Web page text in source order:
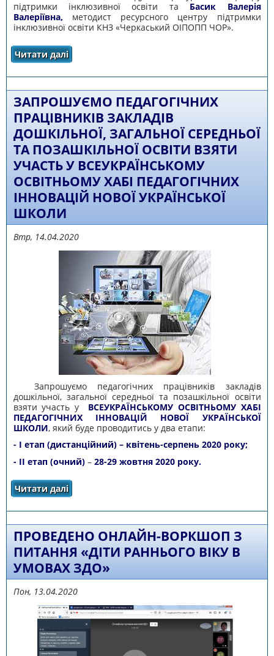
підтримки інклюзивної освіти та Басик Валерія
Валеріївна, методист ресурсного центру підтримки
інклюзивної освіти КНЗ «Черкаський ОІПОПП ЧОР».
Читати далі
КЛАСИФІКАЦІЇ ФУНКЦІОНУВАННЯ,
ДІТЕЙ І ПІДЛІТКІВ»
ЗАПРОШУЄМО ПЕДАГОГІЧНИХ
ПРАЦІВНИКІВ ЗАКЛАДІВ
ДОШКІЛЬНОЇ, ЗАГАЛЬНОЇ СЕРЕДНЬОЇ
ТА ПОЗАШКІЛЬНОЇ ОСВІТИ ВЗЯТИ
УЧАСТЬ У ВСЕУКРАЇНСЬКОМУ
ОСВІТНЬОМУ ХАБІ ПЕДАГОГІЧНИХ
ІННОВАЦІЙ НОВОЇ УКРАЇНСЬКОЇ
ШКОЛИ
Втр, 14.04.2020
Запрошуємо педагогічних працівників закладів
дошкільної, загальної середньої та позашкільної освіти
взяти участь у
ВСЕУКРАЇНСЬКОМУ ОСВІТНЬОМУ ХАБІ
ПЕДАГОГІЧНИХ ІННОВАЦІЙ НОВОЇ УКРАЇНСЬКОЇ
ШКОЛИ, який буде проводитись у два етапи:
- І етап (дистанційний) – квітень-серпень 2020 року;
- ІІ етап (очний)– 28-29 жовтня 2020 року.
Читати далі
ЗАГАЛЬНОЇ СЕРЕДНЬОЇ ТА ПОЗАШКІЛЬНОЇ
ОСВІТНЬОМУ ХАБІ ПЕДАГОГІЧНИХ
ІННОВАЦІЙ НОВОЇ УКРАЇНСЬКОЇ ШКОЛИ
ПРОВЕДЕНО ОНЛАЙН-ВОРКШОП З
ПИТАННЯ «ДІТИ РАННЬОГО ВІКУ В
УМОВАХ ЗДО»
Пон, 13.04.2020